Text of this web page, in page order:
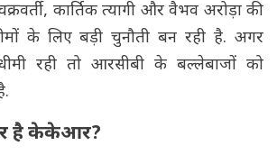
कार्तिक त्यागी और वैभव अरोड़ा की
के लिए बड़ी चुनौती बन रही है. अगर
रही तो आरसीबी के बल्लेबाजों को
है केकेआर?